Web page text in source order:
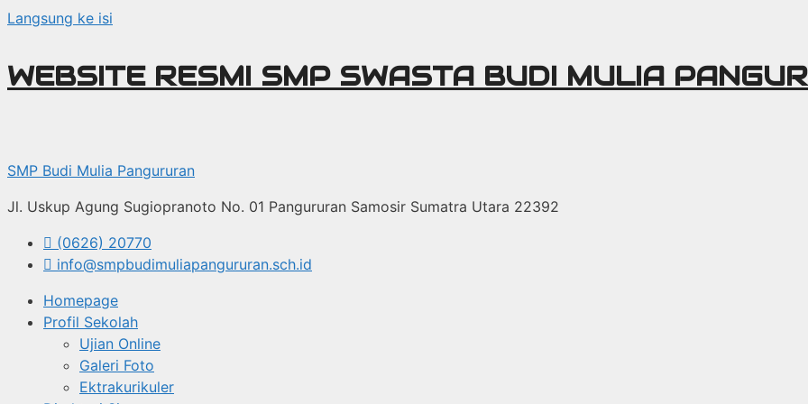
Langsung ke isi
WEBSITE RESMI SMP SWASTA BUDI MULIA
SMP Budi Mulia Pangururan
Jl. Uskup Agung Sugiopranoto No. 01 Pangururan Samosir Sumatra Utara 22392
(0626) 20770
info@smpbudimuliapangururan.sch.id
Homepage
Profil Sekolah
Ujian Online
Galeri Foto
Ektrakurikuler